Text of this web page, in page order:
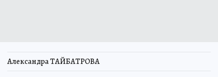
Александра ТАЙБАТРОВА